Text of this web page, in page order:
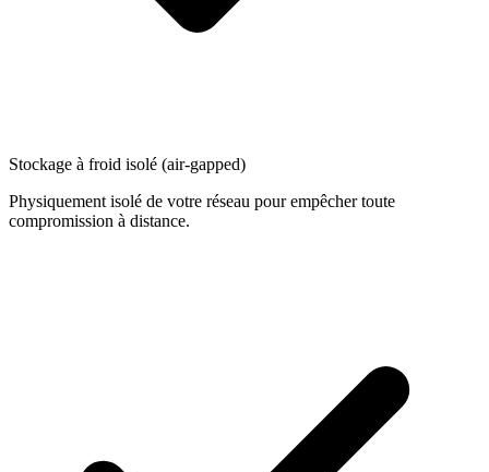
Stockage à froid isolé (air-gapped)
Physiquement isolé de votre réseau pour empêcher toute
compromission à distance.